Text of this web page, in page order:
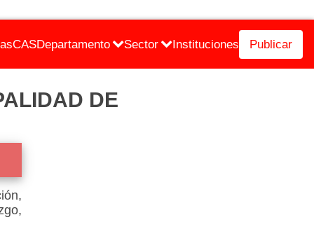
CASDepartamento Sector Instituciones Publicar
DE